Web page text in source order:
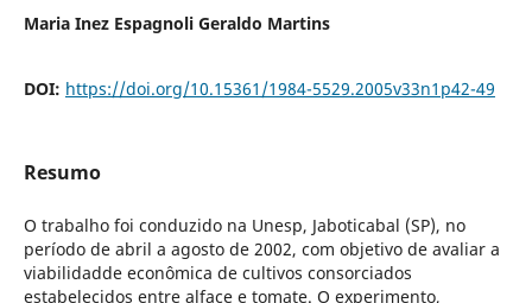
Maria Inez Espagnoli Geraldo Martins
DOI: https://doi.org/10.15361/1984-5529.2005v33n1p42-49
Resumo
O trabalho foi conduzido na Unesp, Jaboticabal (SP), no
período de abril a agosto de 2002, com objetivo de avaliar a
viabilidadde econômica de cultivos consorciados
estabelecidos entre alface e tomate. O experimento,